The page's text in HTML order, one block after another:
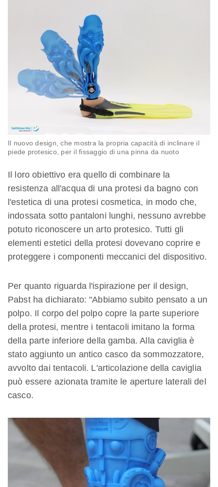
Il nuovo design, che mostra la propria capacità di inclinare il
piede protesico, per il fissaggio di una pinna da nuoto
Il loro obiettivo era quello di combinare la
resistenza all'acqua di una protesi da bagno con
l'estetica di una protesi cosmetica, in modo che,
indossata sotto pantaloni lunghi, nessuno avrebbe
potuto riconoscere un arto protesico. Tutti gli
elementi estetici della protesi dovevano coprire e
proteggere i componenti meccanici del dispositivo.
Per quanto riguarda l'ispirazione per il design,
Pabst ha dichiarato: "Abbiamo subito pensato a un
polpo. Il corpo del polpo copre la parte superiore
della protesi, mentre i tentacoli imitano la forma
della parte inferiore della gamba. Alla caviglia è
stato aggiunto un antico casco da sommozzatore,
avvolto dai tentacoli. L'articolazione della caviglia
può essere azionata tramite le aperture laterali del
casco.